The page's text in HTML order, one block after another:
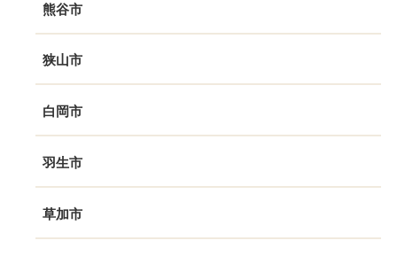
熊谷市
狭山市
白岡市
羽生市
草加市